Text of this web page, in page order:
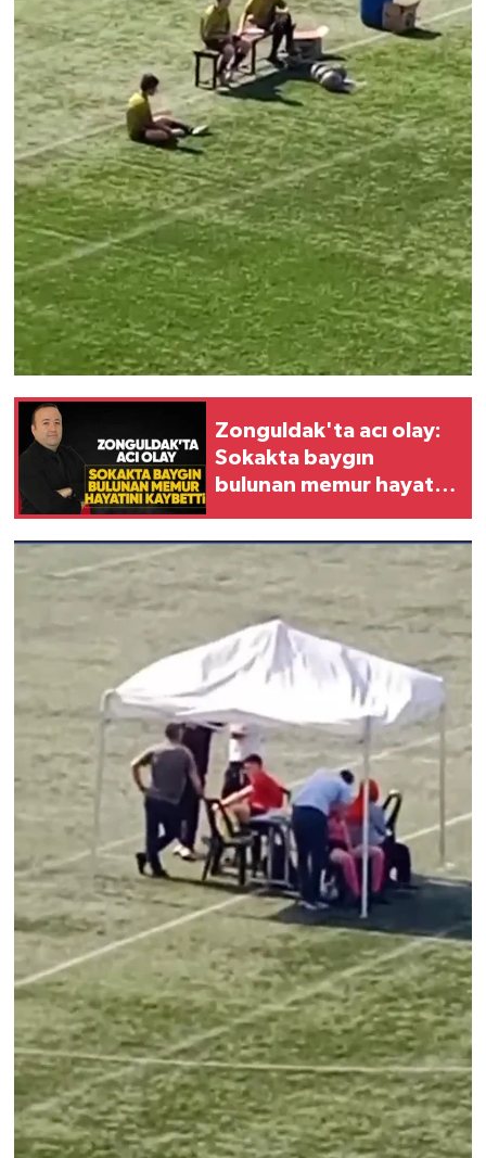
Zonguldak'ta acı olay:
Sokakta baygın
bulunan memur hayatını